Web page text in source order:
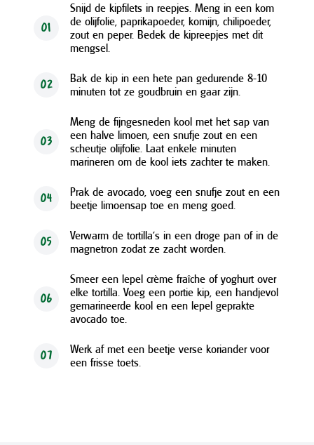
01
Snijd de kipfilets in reepjes. Meng in een kom
de olijfolie, paprikapoeder, komijn, chilipoeder,
zout en peper. Bedek de kipreepjes met dit
mengsel.
02
Bak de kip in een hete pan gedurende 8-10
minuten tot ze goudbruin en gaar zijn.
03
Meng de fijngesneden kool met het sap van
een halve limoen, een snufje zout en een
scheutje olijfolie. Laat enkele minuten
marineren om de kool iets zachter te maken.
04
Prak de avocado, voeg een snufje zout en een
beetje limoensap toe en meng goed.
05
Verwarm de tortilla’s in een droge pan of in de
magnetron zodat ze zacht worden.
06
Smeer een lepel crème fraîche of yoghurt over
elke tortilla. Voeg een portie kip, een handjevol
gemarineerde kool en een lepel geprakte
avocado toe.
07
Werk af met een beetje verse koriander voor
een frisse toets.